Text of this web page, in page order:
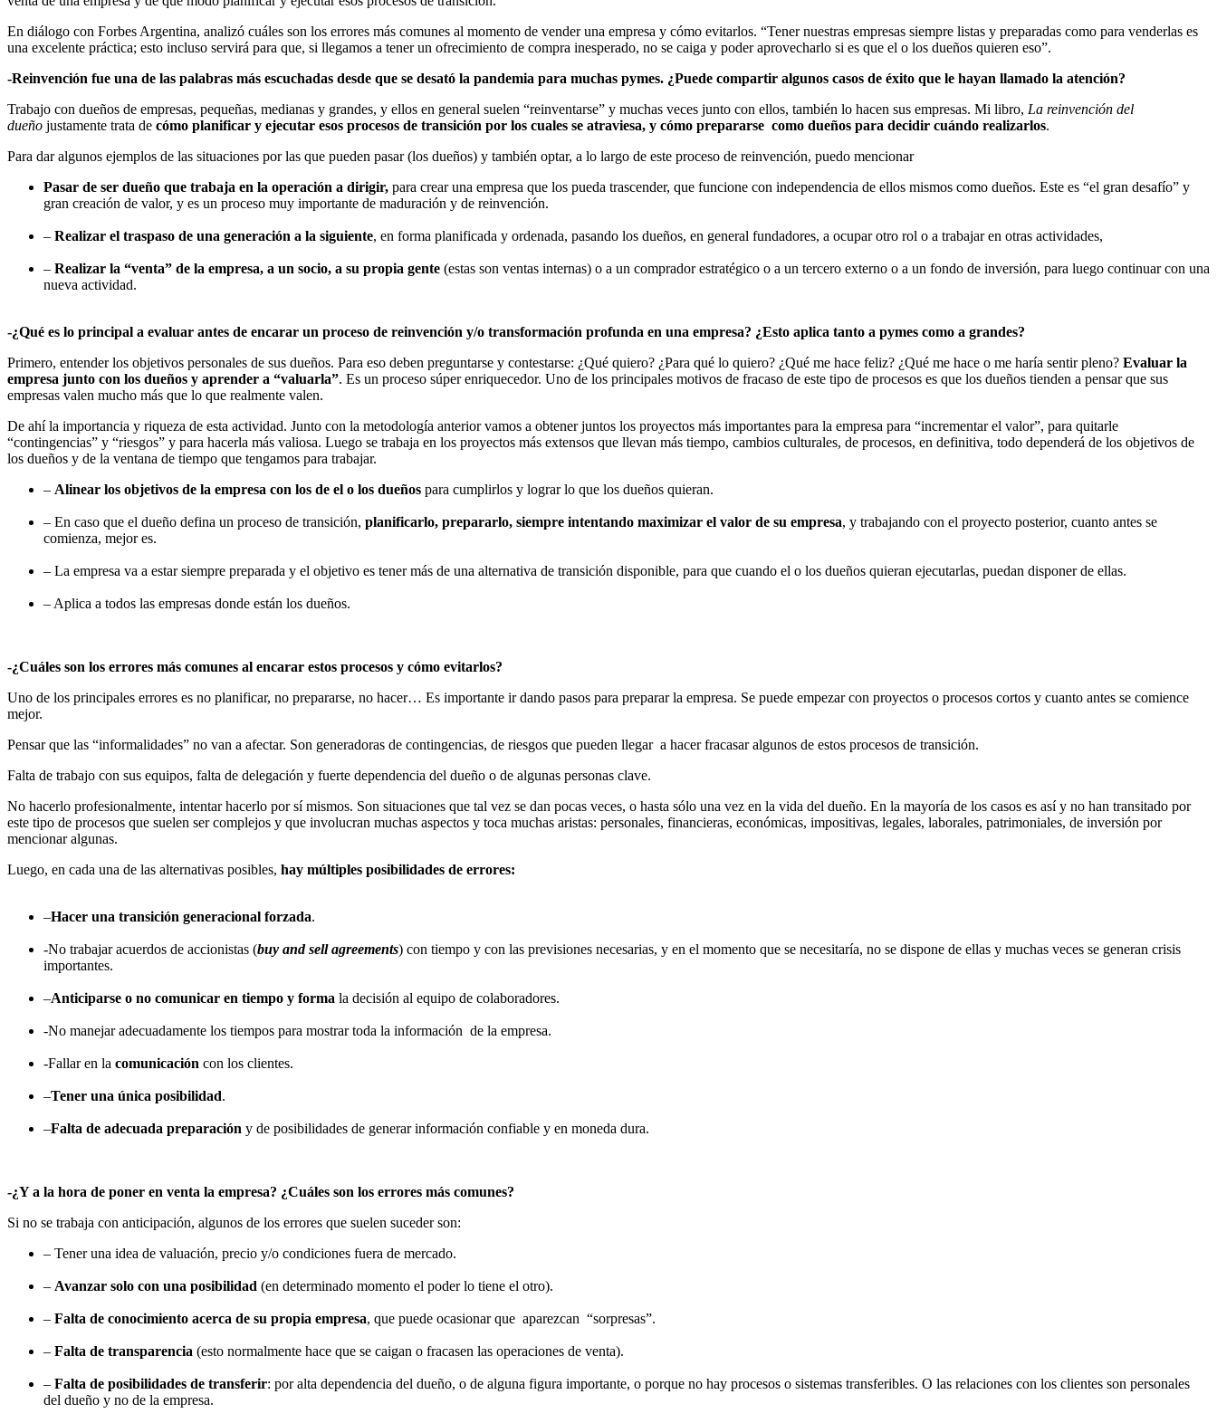
En diálogo con Forbes Argentina, analizó cuáles son los errores más comunes al momento de vender una empresa y cómo evitarlos. “Tener nuestras empresas siempre listas y preparadas como para venderlas es
una excelente práctica; esto incluso servirá para que, si llegamos a tener un ofrecimiento de compra inesperado, no se caiga y poder aprovecharlo si es que el o los dueños quieren eso”.
-Reinvención fue una de las palabras más escuchadas desde que se desató la pandemia para muchas pymes. ¿Puede compartir algunos casos de éxito que le hayan llamado la atención?
Trabajo con dueños de empresas, pequeñas, medianas y grandes, y ellos en general suelen “reinventarse” y muchas veces junto con ellos, también lo hacen sus empresas. Mi libro, La reinvención del
dueño justamente trata de cómo planificar y ejecutar esos procesos de transición por los cuales se atraviesa, y cómo prepararse como dueños para decidir cuándo realizarlos.
Para dar algunos ejemplos de las situaciones por las que pueden pasar (los dueños) y también optar, a lo largo de este proceso de reinvención, puedo mencionar
Pasar de ser dueño que trabaja en la operación a dirigir, para crear una empresa que los pueda trascender, que funcione con independencia de ellos mismos como dueños. Este es “el gran desafío” y
gran creación de valor, y es un proceso muy importante de maduración y de reinvención.
– Realizar el traspaso de una generación a la siguiente, en forma planificada y ordenada, pasando los dueños, en general fundadores, a ocupar otro rol o a trabajar en otras actividades,
– Realizar la “venta” de la empresa, a un socio, a su propia gente (estas son ventas internas) o a un comprador estratégico o a un tercero externo o a un fondo de inversión, para luego continuar con una
nueva actividad.
-¿Qué es lo principal a evaluar antes de encarar un proceso de reinvención y/o transformación profunda en una empresa? ¿Esto aplica tanto a pymes como a grandes?
Primero, entender los objetivos personales de sus dueños. Para eso deben preguntarse y contestarse: ¿Qué quiero? ¿Para qué lo quiero? ¿Qué me hace feliz? ¿Qué me hace o me haría sentir pleno? Evaluar la
empresa junto con los dueños y aprender a “valuarla”. Es un proceso súper enriquecedor. Uno de los principales motivos de fracaso de este tipo de procesos es que los dueños tienden a pensar que sus
empresas valen mucho más que lo que realmente valen.
De ahí la importancia y riqueza de esta actividad. Junto con la metodología anterior vamos a obtener juntos los proyectos más importantes para la empresa para “incrementar el valor”, para quitarle
“contingencias” y “riesgos” y para hacerla más valiosa. Luego se trabaja en los proyectos más extensos que llevan más tiempo, cambios culturales, de procesos, en definitiva, todo dependerá de los objetivos de
los dueños y de la ventana de tiempo que tengamos para trabajar.
– Alinear los objetivos de la empresa con los de el o los dueños para cumplirlos y lograr lo que los dueños quieran.
– En caso que el dueño defina un proceso de transición, planificarlo, prepararlo, siempre intentando maximizar el valor de su empresa, y trabajando con el proyecto posterior, cuanto antes se
comienza, mejor es.
– La empresa va a estar siempre preparada y el objetivo es tener más de una alternativa de transición disponible, para que cuando el o los dueños quieran ejecutarlas, puedan disponer de ellas.
– Aplica a todos las empresas donde están los dueños.
-¿Cuáles son los errores más comunes al encarar estos procesos y cómo evitarlos?
Uno de los principales errores es no planificar, no prepararse, no hacer… Es importante ir dando pasos para preparar la empresa. Se puede empezar con proyectos o procesos cortos y cuanto antes se comience
mejor.
Pensar que las “informalidades” no van a afectar. Son generadoras de contingencias, de riesgos que pueden llegar a hacer fracasar algunos de estos procesos de transición.
Falta de trabajo con sus equipos, falta de delegación y fuerte dependencia del dueño o de algunas personas clave.
No hacerlo profesionalmente, intentar hacerlo por sí mismos. Son situaciones que tal vez se dan pocas veces, o hasta sólo una vez en la vida del dueño. En la mayoría de los casos es así y no han transitado por
este tipo de procesos que suelen ser complejos y que involucran muchas aspectos y toca muchas aristas: personales, financieras, económicas, impositivas, legales, laborales, patrimoniales, de inversión por
mencionar algunas.
Luego, en cada una de las alternativas posibles, hay múltiples posibilidades de errores:
–Hacer una transición generacional forzada.
-No trabajar acuerdos de accionistas (buy and sell agreements) con tiempo y con las previsiones necesarias, y en el momento que se necesitaría, no se dispone de ellas y muchas veces se generan crisis
importantes.
–Anticiparse o no comunicar en tiempo y forma la decisión al equipo de colaboradores.
-No manejar adecuadamente los tiempos para mostrar toda la información de la empresa.
-Fallar en la comunicación con los clientes.
–Tener una única posibilidad.
–Falta de adecuada preparación y de posibilidades de generar información confiable y en moneda dura.
-¿Y a la hora de poner en venta la empresa? ¿Cuáles son los errores más comunes?
Si no se trabaja con anticipación, algunos de los errores que suelen suceder son:
– Tener una idea de valuación, precio y/o condiciones fuera de mercado.
– Avanzar solo con una posibilidad (en determinado momento el poder lo tiene el otro).
– Falta de conocimiento acerca de su propia empresa, que puede ocasionar que aparezcan “sorpresas”.
– Falta de transparencia (esto normalmente hace que se caigan o fracasen las operaciones de venta).
– Falta de posibilidades de transferir: por alta dependencia del dueño, o de alguna figura importante, o porque no hay procesos o sistemas transferibles. O las relaciones con los clientes son personales
del dueño y no de la empresa.